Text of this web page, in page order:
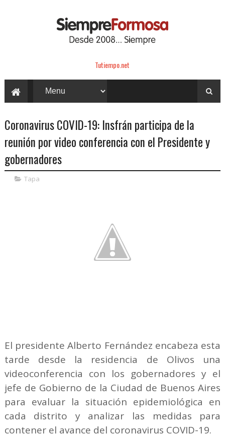
Tutiempo.net
Coronavirus COVID-19: Insfrán participa de la
reunión por video conferencia con el Presidente y
gobernadores
Tapa
El presidente Alberto Fernández encabeza esta
tarde desde la residencia de Olivos una
videoconferencia con los gobernadores y el
jefe de Gobierno de la Ciudad de Buenos Aires
para evaluar la situación epidemiológica en
cada distrito y analizar las medidas para
contener el avance del coronavirus COVID-19.